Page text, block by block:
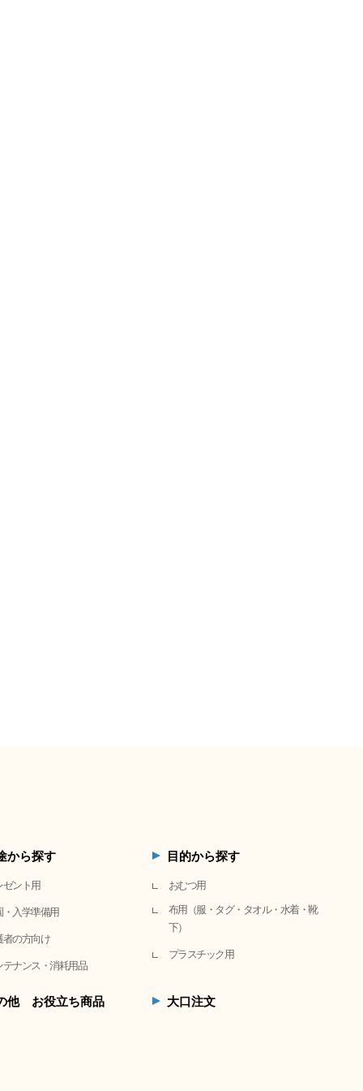
から探す
ゼント用
・入学準備用
者の方向け
テナンス・消耗用品
目的から探す
おむつ用
布用（服・タグ・タオル・水着・靴
下）
プラスチック用
他 お役立ち商品 大口注文